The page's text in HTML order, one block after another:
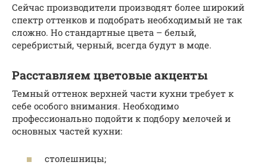
Сейчас производители производят более широкий
спектр оттенков и подобрать необходимый не так
сложно. Но стандартные цвета – белый,
серебристый, черный, всегда будут в моде.
Расставляем цветовые акценты
Темный оттенок верхней части кухни требует к
себе особого внимания. Необходимо
профессионально подойти к подбору мелочей и
основных частей кухни:
столешницы;